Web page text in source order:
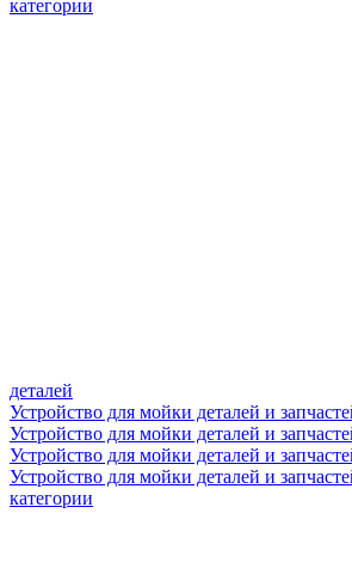
категории
деталей
Устройство для мойки деталей и
Устройство для мойки деталей и
Устройство для мойки деталей и
Устройство для мойки деталей и
категории